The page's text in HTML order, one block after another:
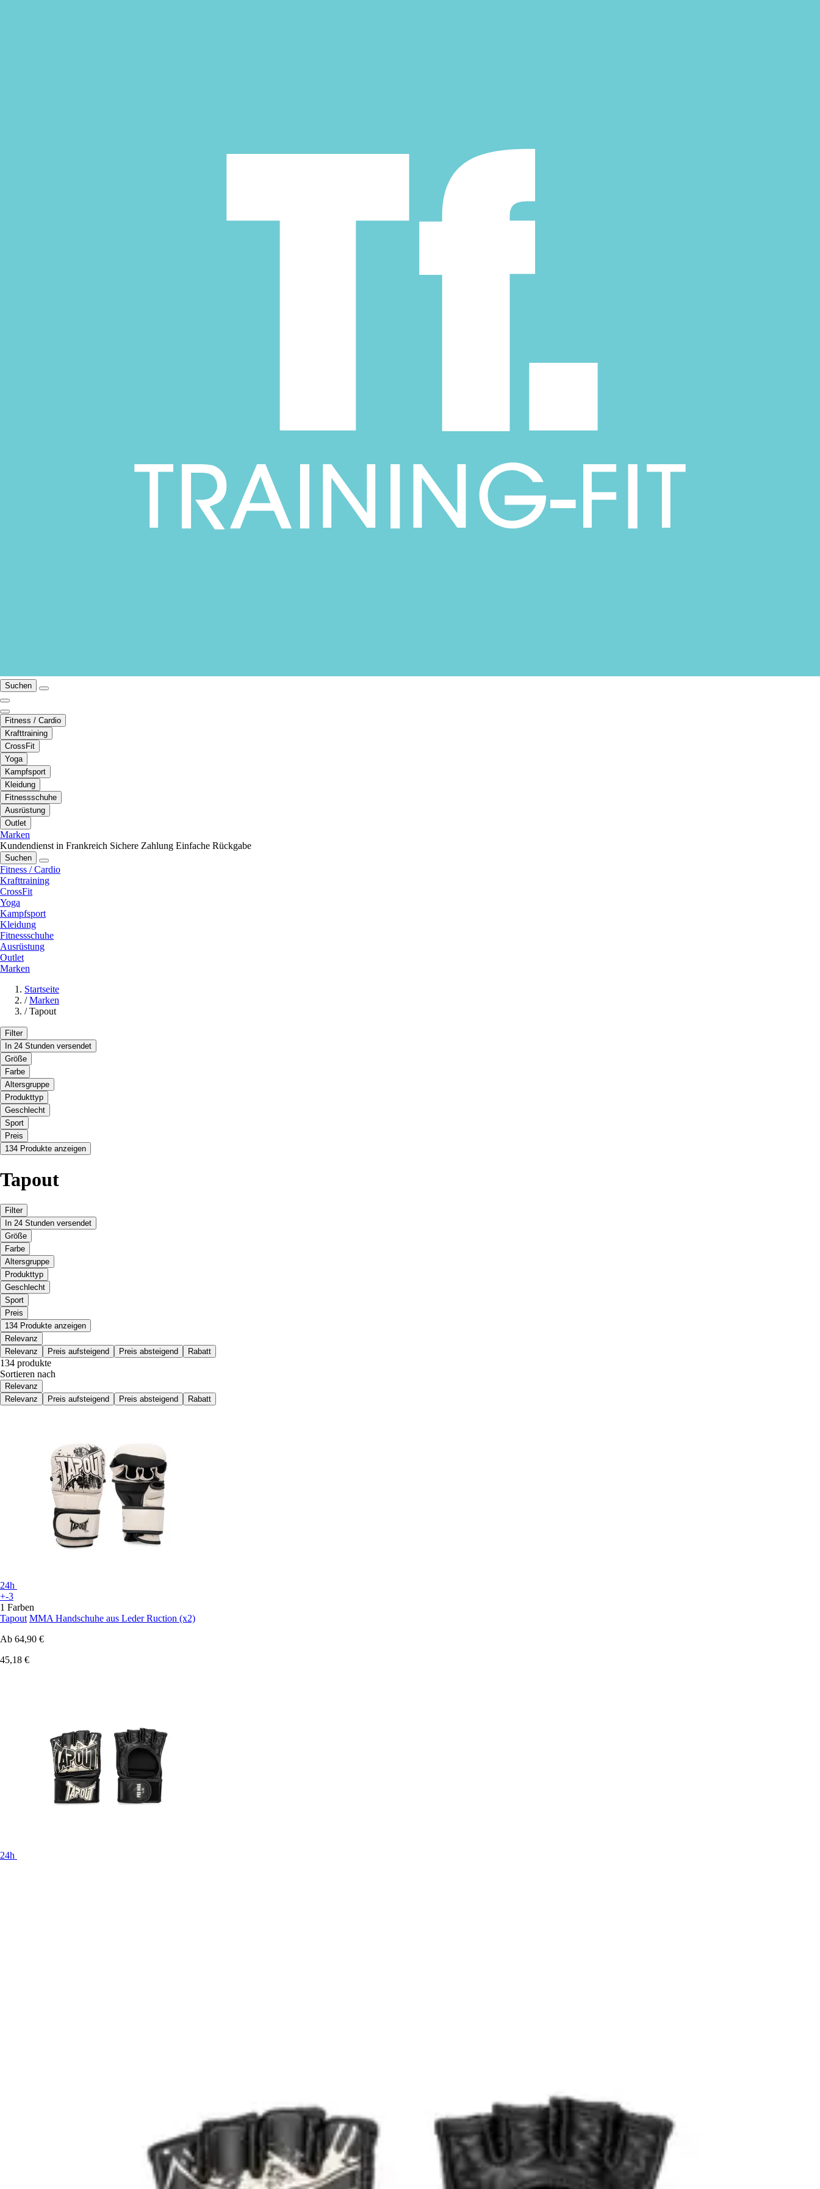
Suchen
Fitness / Cardio
Krafttraining
CrossFit
Yoga
Kampfsport
Kleidung
Fitnessschuhe
Ausrüstung
Outlet
Marken
Kundendienst in Frankreich Sichere Zahlung Einfache Rückgabe
Suchen
Fitness / Cardio
Krafttraining
CrossFit
Yoga
Kampfsport
Kleidung
Fitnessschuhe
Ausrüstung
Outlet
Marken
Startseite
/ Marken
/ Tapout
Filter
In 24 Stunden versendet
Größe
Farbe
Altersgruppe
Produkttyp
Geschlecht
Sport
Preis
134 Produkte anzeigen
Tapout
Filter
In 24 Stunden versendet
Größe
Farbe
Altersgruppe
Produkttyp
Geschlecht
Sport
Preis
134 Produkte anzeigen
Relevanz
Relevanz
Preis aufsteigend Preis absteigend Rabatt
134 produkte
Sortieren nach
Relevanz
Relevanz
Preis aufsteigend Preis absteigend Rabatt
24h
+-3
1 Farben
Tapout MMA Handschuhe aus Leder Ruction (x2)
Ab 64,90 €
45,18 €
24h